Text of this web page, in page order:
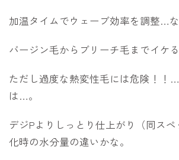
加温タイムでウェーブ効率を調整…な
バージン毛からブリーチ毛までイケ
ただし過度な熱変性毛には危険！！
は…。
デジPよりしっとり仕上がり（同ス
化時の水分量の違いかな。